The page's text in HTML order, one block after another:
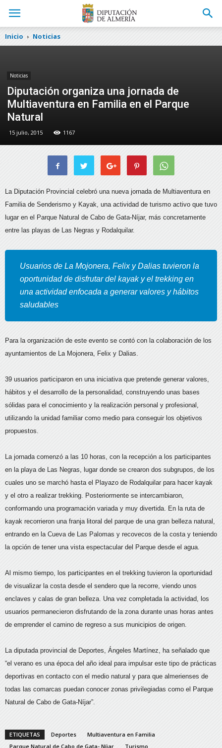
Inicio Noticias
Noticias
Diputación organiza una jornada de
Multiaventura en Familia en el Parque
Natural
15 julio, 2015 1167
La Diputación Provincial celebró una nueva jornada de Multiaventura en
Familia de Senderismo y Kayak, una actividad de turismo activo que tuvo
lugar en el Parque Natural de Cabo de Gata-Níjar, más concretamente
entre las playas de Las Negras y Rodalquilar.
Usuarios de La Mojonera, Felix y Dalias tuvieron la
oportunidad de disfrutar del kayak y el trekking en
una actividad enfocada a generar valores y hábitos
saludables
Para la organización de este evento se contó con la colaboración de los
ayuntamientos de La Mojonera, Felix y Dalias.
39 usuarios participaron en una iniciativa que pretende generar valores,
hábitos y el desarrollo de la personalidad, construyendo unas bases
sólidas para el conocimiento y la realización personal y profesional,
utilizando la unidad familiar como medio para conseguir los objetivos
propuestos.
La jornada comenzó a las 10 horas, con la recepción a los participantes
en la playa de Las Negras, lugar donde se crearon dos subgrupos, de los
cuales uno se marchó hasta el Playazo de Rodalquilar para hacer kayak
y el otro a realizar trekking. Posteriormente se intercambiaron,
conformando una programación variada y muy divertida. En la ruta de
kayak recorrieron una franja litoral del parque de una gran belleza natural,
entrando en la Cueva de Las Palomas y recovecos de la costa y teniendo
la opción de tener una vista espectacular del Parque desde el agua.
Al mismo tiempo, los participantes en el trekking tuvieron la oportunidad
de visualizar la costa desde el sendero que la recorre, viendo unos
enclaves y calas de gran belleza. Una vez completada la actividad, los
usuarios permanecieron disfrutando de la zona durante unas horas antes
de emprender el camino de regreso a sus municipios de origen.
La diputada provincial de Deportes, Ángeles Martínez, ha señalado que
“el verano es una época del año ideal para impulsar este tipo de prácticas
deportivas en contacto con el medio natural y para que almerienses de
todas las comarcas puedan conocer zonas privilegiadas como el Parque
Natural de Cabo de Gata-Níjar”.
ETIQUETAS Deportes
Multiaventura en Familia
Parque Natural de Cabo de Gata- Níjar
Turismo